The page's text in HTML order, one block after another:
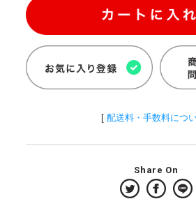
[ 配送料・手数料につ
Share On